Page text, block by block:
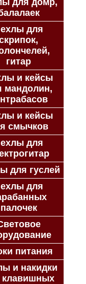
для домр,
для
гитар
и кейсы
мандолин,
и кейсы
смычков
для
для гуслей
для
палочек
питания
и накидки
клавишных